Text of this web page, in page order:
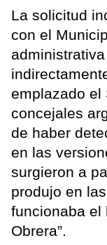
La solicitud
con el
emplazado el
concejales
de haber
en las
surgieron a
produjo en
funcionaba el
Obrera”.